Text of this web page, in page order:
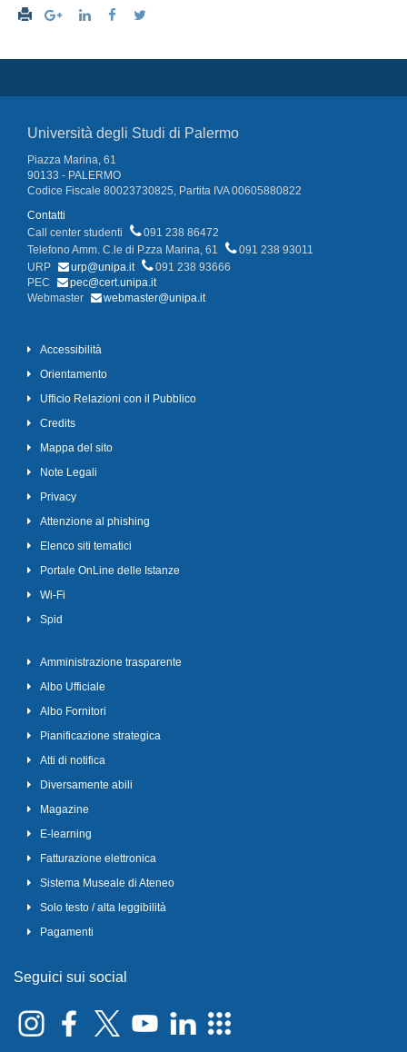
Università degli Studi di Palermo
Piazza Marina, 61
90133 - PALERMO
Codice Fiscale 80023730825, Partita IVA 00605880822
Contatti
Call center studenti
091 238 86472
Telefono Amm. C.le di P.zza Marina, 61
091 238 93011
URP
urp@unipa.it
091 238 93666
PEC
pec@cert.unipa.it
Webmaster
webmaster@unipa.it
Accessibilità
Orientamento
Ufficio Relazioni con il Pubblico
Credits
Mappa del sito
Note Legali
Privacy
Attenzione al phishing
Elenco siti tematici
Portale OnLine delle Istanze
Wi-Fi
Spid
Amministrazione trasparente
Albo Ufficiale
Albo Fornitori
Pianificazione strategica
Atti di notifica
Diversamente abili
Magazine
E-learning
Fatturazione elettronica
Sistema Museale di Ateneo
Solo testo / alta leggibilità
Pagamenti
Seguici sui social